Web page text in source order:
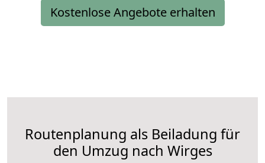
Kostenlose Angebote erhalten
Routenplanung als Beiladung für
den Umzug nach Wirges